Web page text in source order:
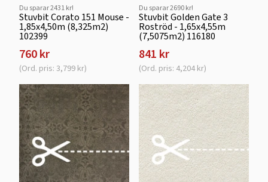
Du sparar 2431 kr!
Stuvbit Corato 151 Mouse -
1,85x4,50m (8,325m2)
102399
760 kr
(Ord. pris: 3,799 kr)
Du sparar 2690 kr!
Stuvbit Golden Gate 3
Roströd - 1,65x4,55m
(7,5075m2) 116180
841 kr
(Ord. pris: 4,204 kr)